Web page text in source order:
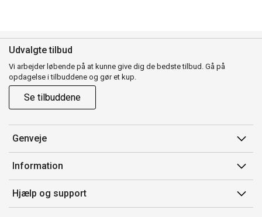
Udvalgte tilbud
Vi arbejder løbende på at kunne give dig de bedste tilbud. Gå på
opdagelse i tilbuddene og gør et kup.
Se tilbuddene
Genveje
Min side
Ordrehistorik
Gavekort
Information
Salgsbetingelser
Mærker/producent
Hjælp og support